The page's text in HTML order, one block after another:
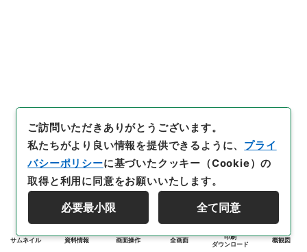
サムネイル 資料情報 画面操作 全画面
印刷
ダウンロード
概観図
ご訪問いただきありがとうございます。
私たちがより良い情報を提供できるように、 プライ
バシーポリシーに基づいたクッキー（Cookie）の
取得と利用に同意をお願いいたします。
必要最小限 全て同意